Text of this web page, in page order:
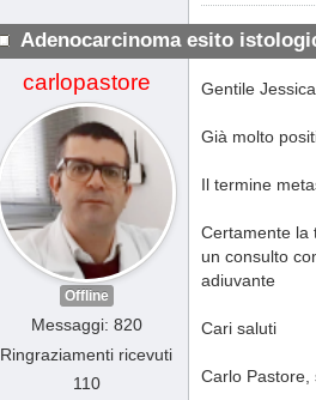
Adenocarcinoma esito
carlopastore
Offline
Messaggi: 820
Ringraziamenti ricevuti
110
Gentile
Già molto
Il termine
Certamente la
un consulto
adiuvante
Cari saluti
Carlo Pastore,